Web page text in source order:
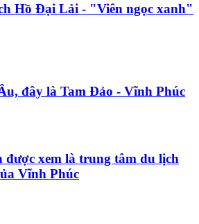
Hồ Đại Lải - "Viên ngọc xanh"
đây là Tam Đảo - Vĩnh Phúc
được xem là trung tâm du lịch
Vĩnh Phúc